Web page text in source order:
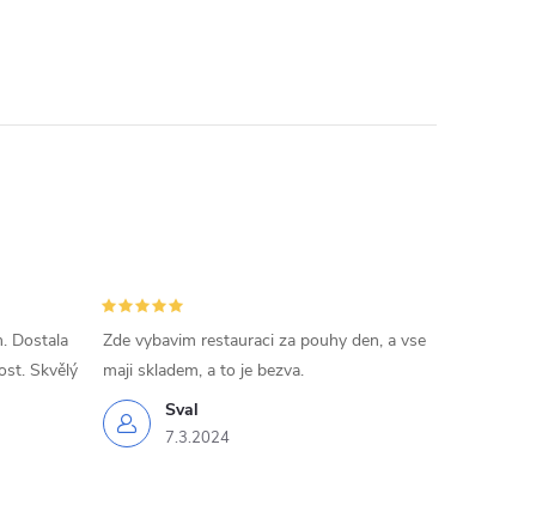
Dostala
Skvělý
Sval
7.3.2024
Zde vybavim restauraci za pouhy den, a vse
maji skladem, a to je bezva.